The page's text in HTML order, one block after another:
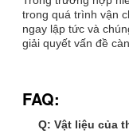
trong quá trình vận
ngay lập tức và
giải quyết vấn đề
FAQ:
Q: Vật liệu của